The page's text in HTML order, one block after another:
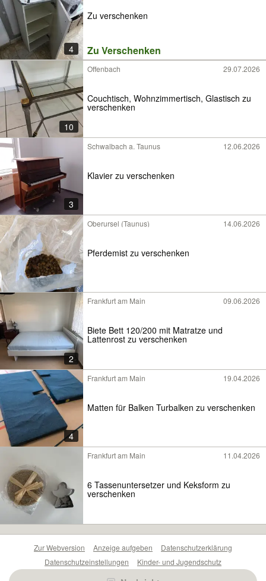
4
Zu verschenken
Zu Verschenken
10
Offenbach 29.07.2026
Couchtisch, Wohnzimmertisch, Glastisch zu
verschenken
3
Schwalbach a. Taunus 12.06.2026
Klavier zu verschenken
Oberursel (Taunus) 14.06.2026
Pferdemist zu verschenken
2
Frankfurt am Main 09.06.2026
Biete Bett 120/200 mit Matratze und
Lattenrost zu verschenken
4
Frankfurt am Main 19.04.2026
Matten für Balken Turbalken zu verschenken
Frankfurt am Main 11.04.2026
6 Tassenuntersetzer und Keksform zu
verschenken
Zur Webversion Anzeige aufgeben
Datenschutzerklärung
Datenschutzeinstellungen
Kinder- und Jugendschutz
Barrierefreiheitserklärung